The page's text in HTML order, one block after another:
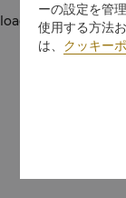
loading...
ーの設定を管
使用する方法
は、 クッキー